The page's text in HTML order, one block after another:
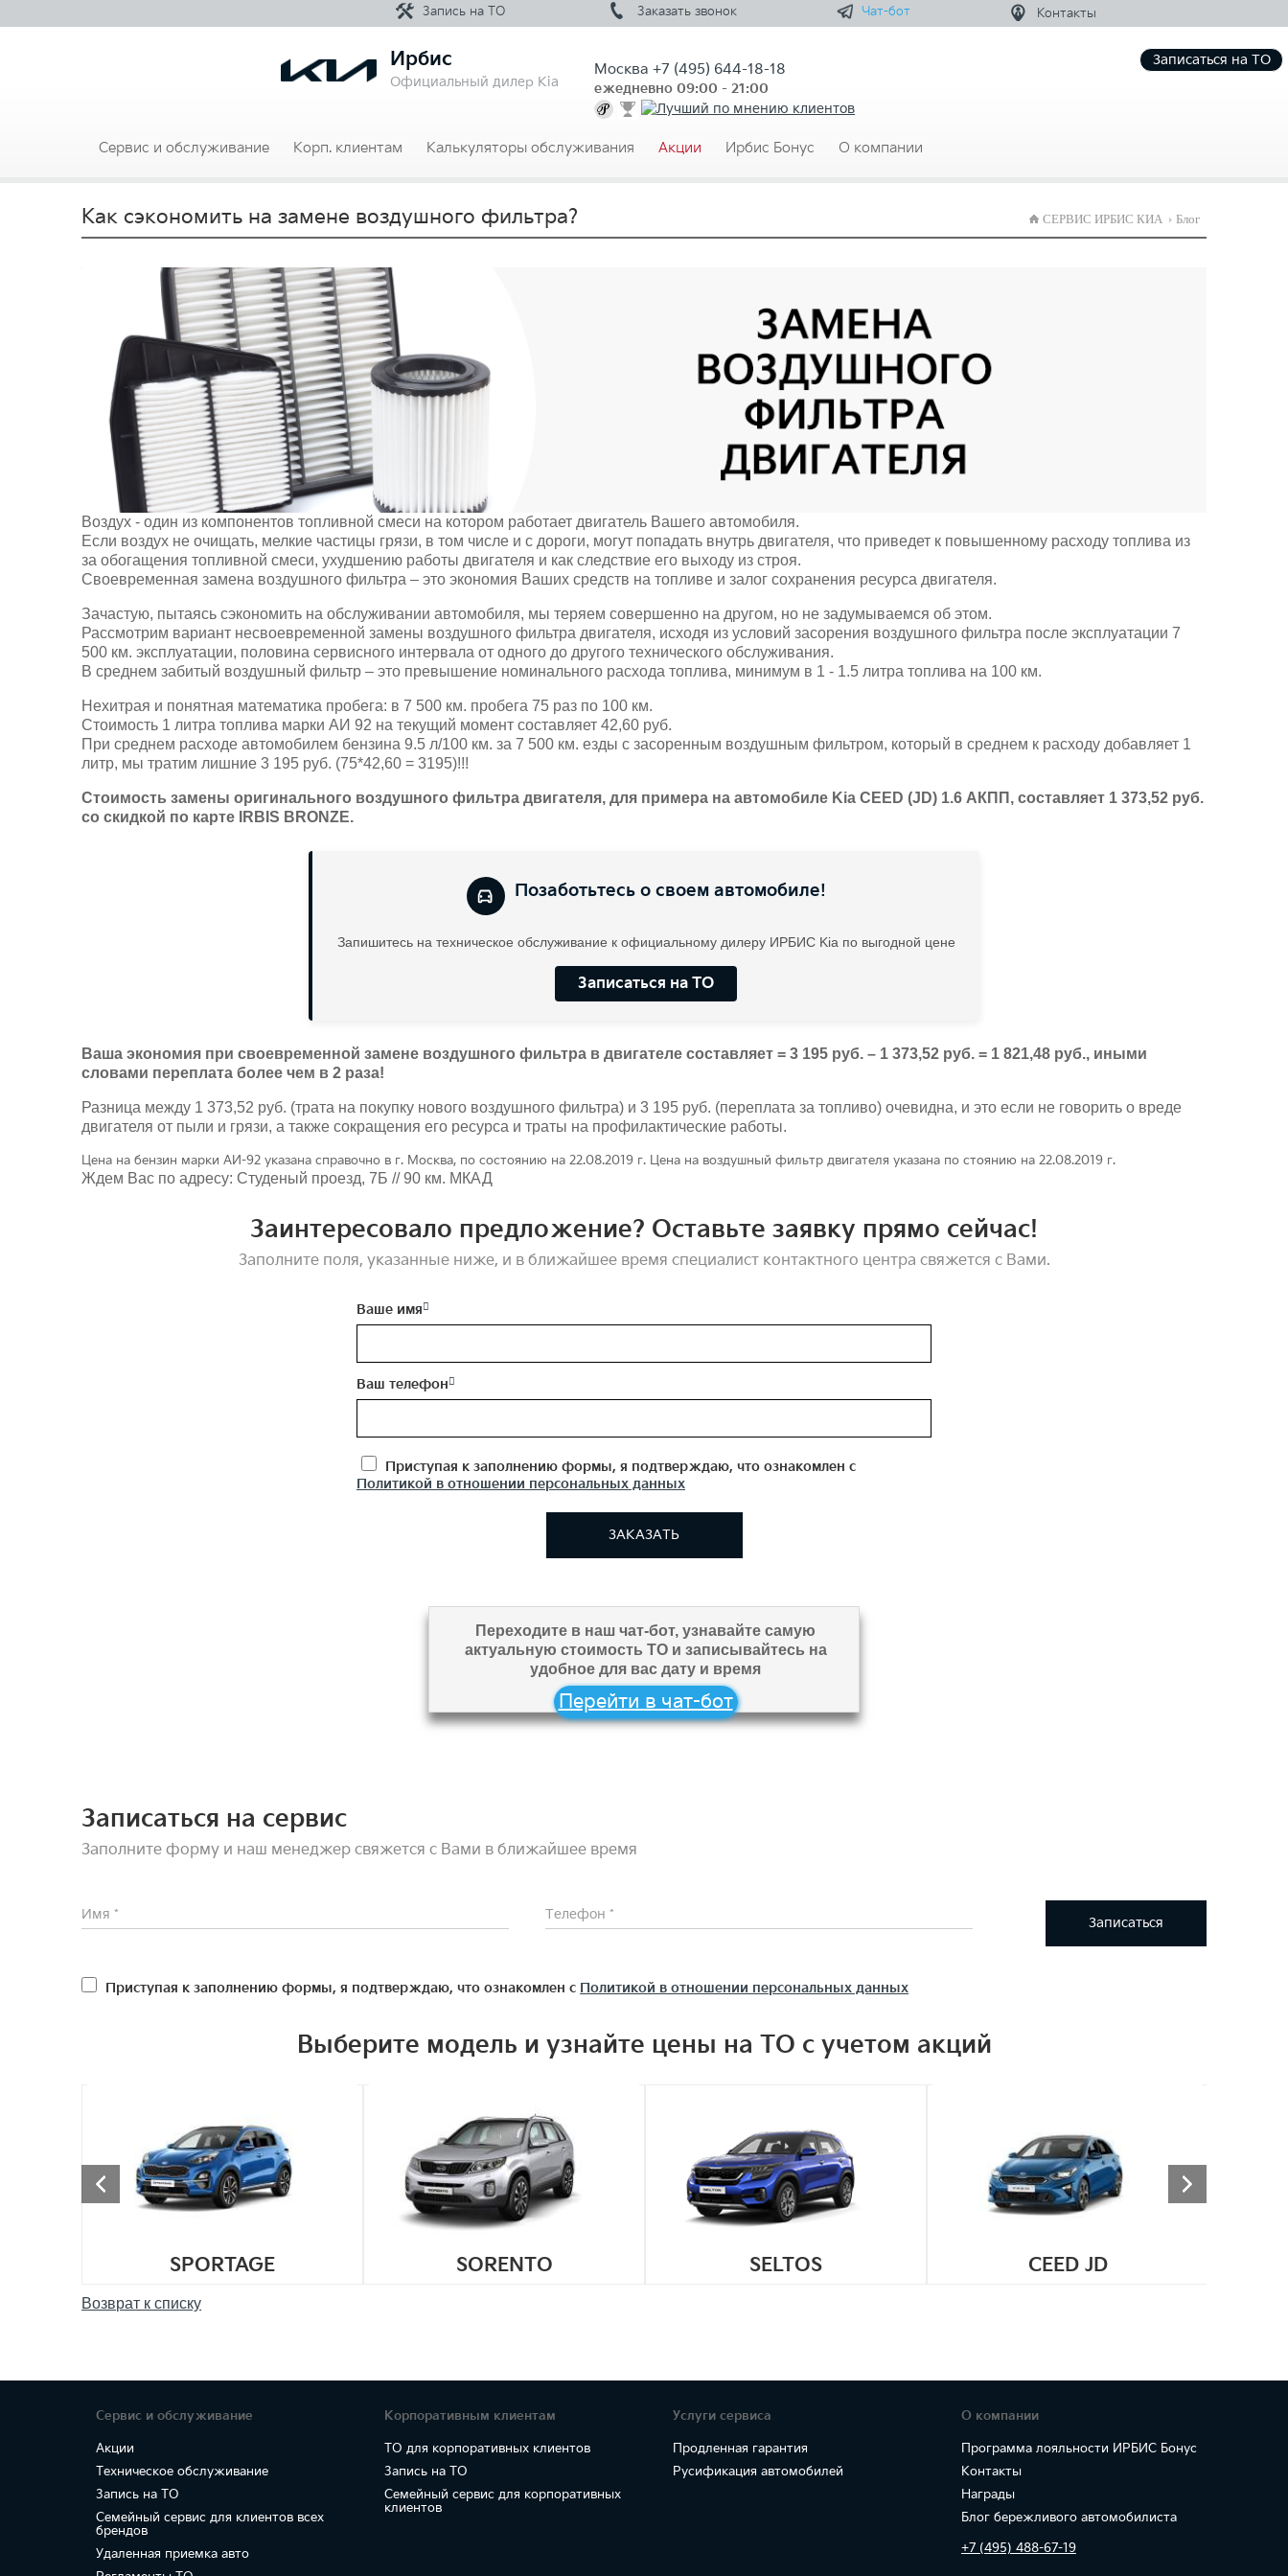
Запись наТО Заказать звонок Чат-бот Контакты
Ирбис
Официальный дилер Kia
Москва +7 (495) 644-18-18
ежедневно 09:00 - 21:00
Сервис и обслуживание Корп. клиентам Калькуляторы обслуживания Акции Ирбис Бонус О компании
Как сэкономить на замене воздушного фильтра? СЕРВИС ИРБИС КИА Блог
Воздух - один из компонентов топливной смеси на котором работает двигатель Вашего автомобиля.
Если воздух не очищать, мелкие частицы грязи, в том числе и с дороги, могут попадать внутрь двигателя, что приведет к повышенному расходу топлива из
за обогащения топливной смеси, ухудшению работы двигателя и как следствие его выходу из строя.
Своевременная замена воздушного фильтра – это экономия Ваших средств на топливе и залог сохранения ресурса двигателя.
Зачастую, пытаясь сэкономить на обслуживании автомобиля, мы теряем совершенно на другом, но не задумываемся об этом.
Рассмотрим вариант несвоевременной замены воздушного фильтра двигателя, исходя из условий засорения воздушного фильтра после эксплуатации 7
500 км. эксплуатации, половина сервисного интервала от одного до другого технического обслуживания.
В среднем забитый воздушный фильтр – это превышение номинального расхода топлива, минимум в 1 - 1.5 литра топлива на 100 км.
Нехитрая и понятная математика пробега: в 7 500 км. пробега 75 раз по 100 км.
Стоимость 1 литра топлива марки АИ 92 на текущий момент составляет 42,60 руб.
При среднем расходе автомобилем бензина 9.5 л/100 км. за 7 500 км. езды с засоренным воздушным фильтром, который в среднем к расходу добавляет 1
литр, мы тратим лишние 3 195 руб. (75*42,60 = 3195)!!!
Стоимость замены оригинального воздушного фильтра двигателя, для примера на автомобиле Kia CEED (JD) 1.6 АКПП, составляет 1 373,52 руб.
со скидкой по карте IRBIS BRONZE.
Позаботьтесь о своем автомобиле!
Запишитесь на техническое обслуживание к официальному дилеру ИРБИС Kia по выгодной цене
Записаться на ТО
Ваша экономия при своевременной замене воздушного фильтра в двигателе составляет = 3 195 руб. – 1 373,52 руб. = 1 821,48 руб., иными
словами переплата более чем в 2 раза!
Разница между 1 373,52 руб. (трата на покупку нового воздушного фильтра) и 3 195 руб. (переплата за топливо) очевидна, и это если не говорить о вреде
двигателя от пыли и грязи, а также сокращения его ресурса и траты на профилактические работы.
Цена на бензин марки АИ-92 указана справочно в г. Москва, по состоянию на 22.08.2019 г. Цена на воздушный фильтр двигателя указана по стоянию на 22.08.2019 г.
Ждем Вас по адресу: Студеный проезд, 7Б // 90 км. МКАД
Заинтересовало предложение? Оставьте заявку прямо сейчас!
Заполните поля, указанные ниже, и в ближайшее время специалист контактного центра свяжется с Вами.
Ваше имя
Ваш телефон
Приступая к заполнению формы, я подтверждаю, что ознакомлен с
Политикой в отношении персональных данных
ЗАКАЗАТЬ
Переходите в наш чат-бот, узнавайте самую
актуальную стоимость ТО и записывайтесь на
удобное для вас дату и время
Перейти в чат-бот
Записаться на сервис
Заполните форму и наш менеджер свяжется с Вами в ближайшее время
Записаться
Приступая к заполнению формы, я подтверждаю, что ознакомлен с Политикой в отношении персональных данных
Выберите модель и узнайте цены на ТО с учетом акций
SPORTAGE SORENTO SELTOS CEED JD
Возврат к списку
Сервис и обслуживание
Акции
Техническое обслуживание
Запись на ТО
Семейный сервис для клиентов всех
брендов
Удаленная приемка авто
Корпоративным клиентам
ТО для корпоративных клиентов
Запись на ТО
Семейный сервис для корпоративных
клиентов
Услуги сервиса
Продленная гарантия
Русификация автомобилей
О компании
Программа лояльности ИРБИС Бонус
Контакты
Награды
Блог бережливого автомобилиста
+7 (495) 488-67-19
Записаться на ТО